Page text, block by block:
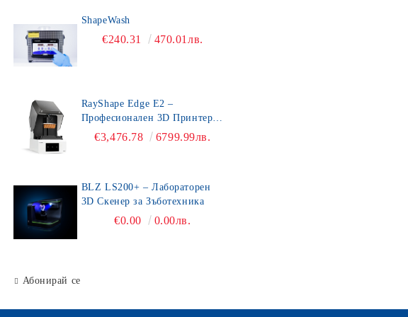
ShapeWash
€240.31 470.01лв.
RayShape Edge E2 –
Професионален 3D Принтер
за Зъботехника
€3,476.78 6799.99лв.
BLZ LS200+ – Лабораторен
3D Скенер за Зъботехника
€0.00 0.00лв.
Абонирай се